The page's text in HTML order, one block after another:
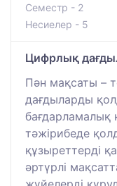
Семестр - 2
Несиелер - 5
Цифрлық
Пән мақсаты –
дағдыларды
бағдарламалық
тәжірибеде
құзыреттерді
әртүрлі